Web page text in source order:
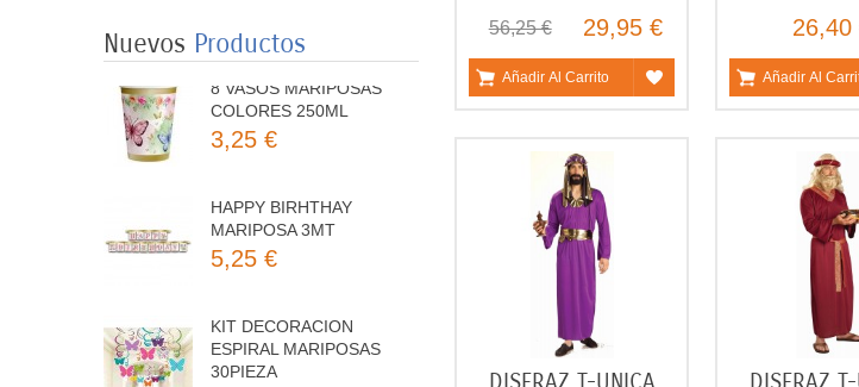
Nuevos Productos
8 VASOS MARIPOSAS
COLORES 250ML
3,25 €
HAPPY BIRHTHAY
5,25 €
KIT DECORACION
15,00 €
56,25 € 29,95 €
Añadir Al Carrito
26,40
Añadir Al
DISFRAZ T-UNICA
DISFRAZ